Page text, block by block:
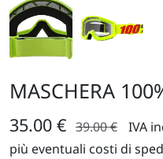
MASCHERA
35.00 € 39.00 €
IVA
più eventuali costi di